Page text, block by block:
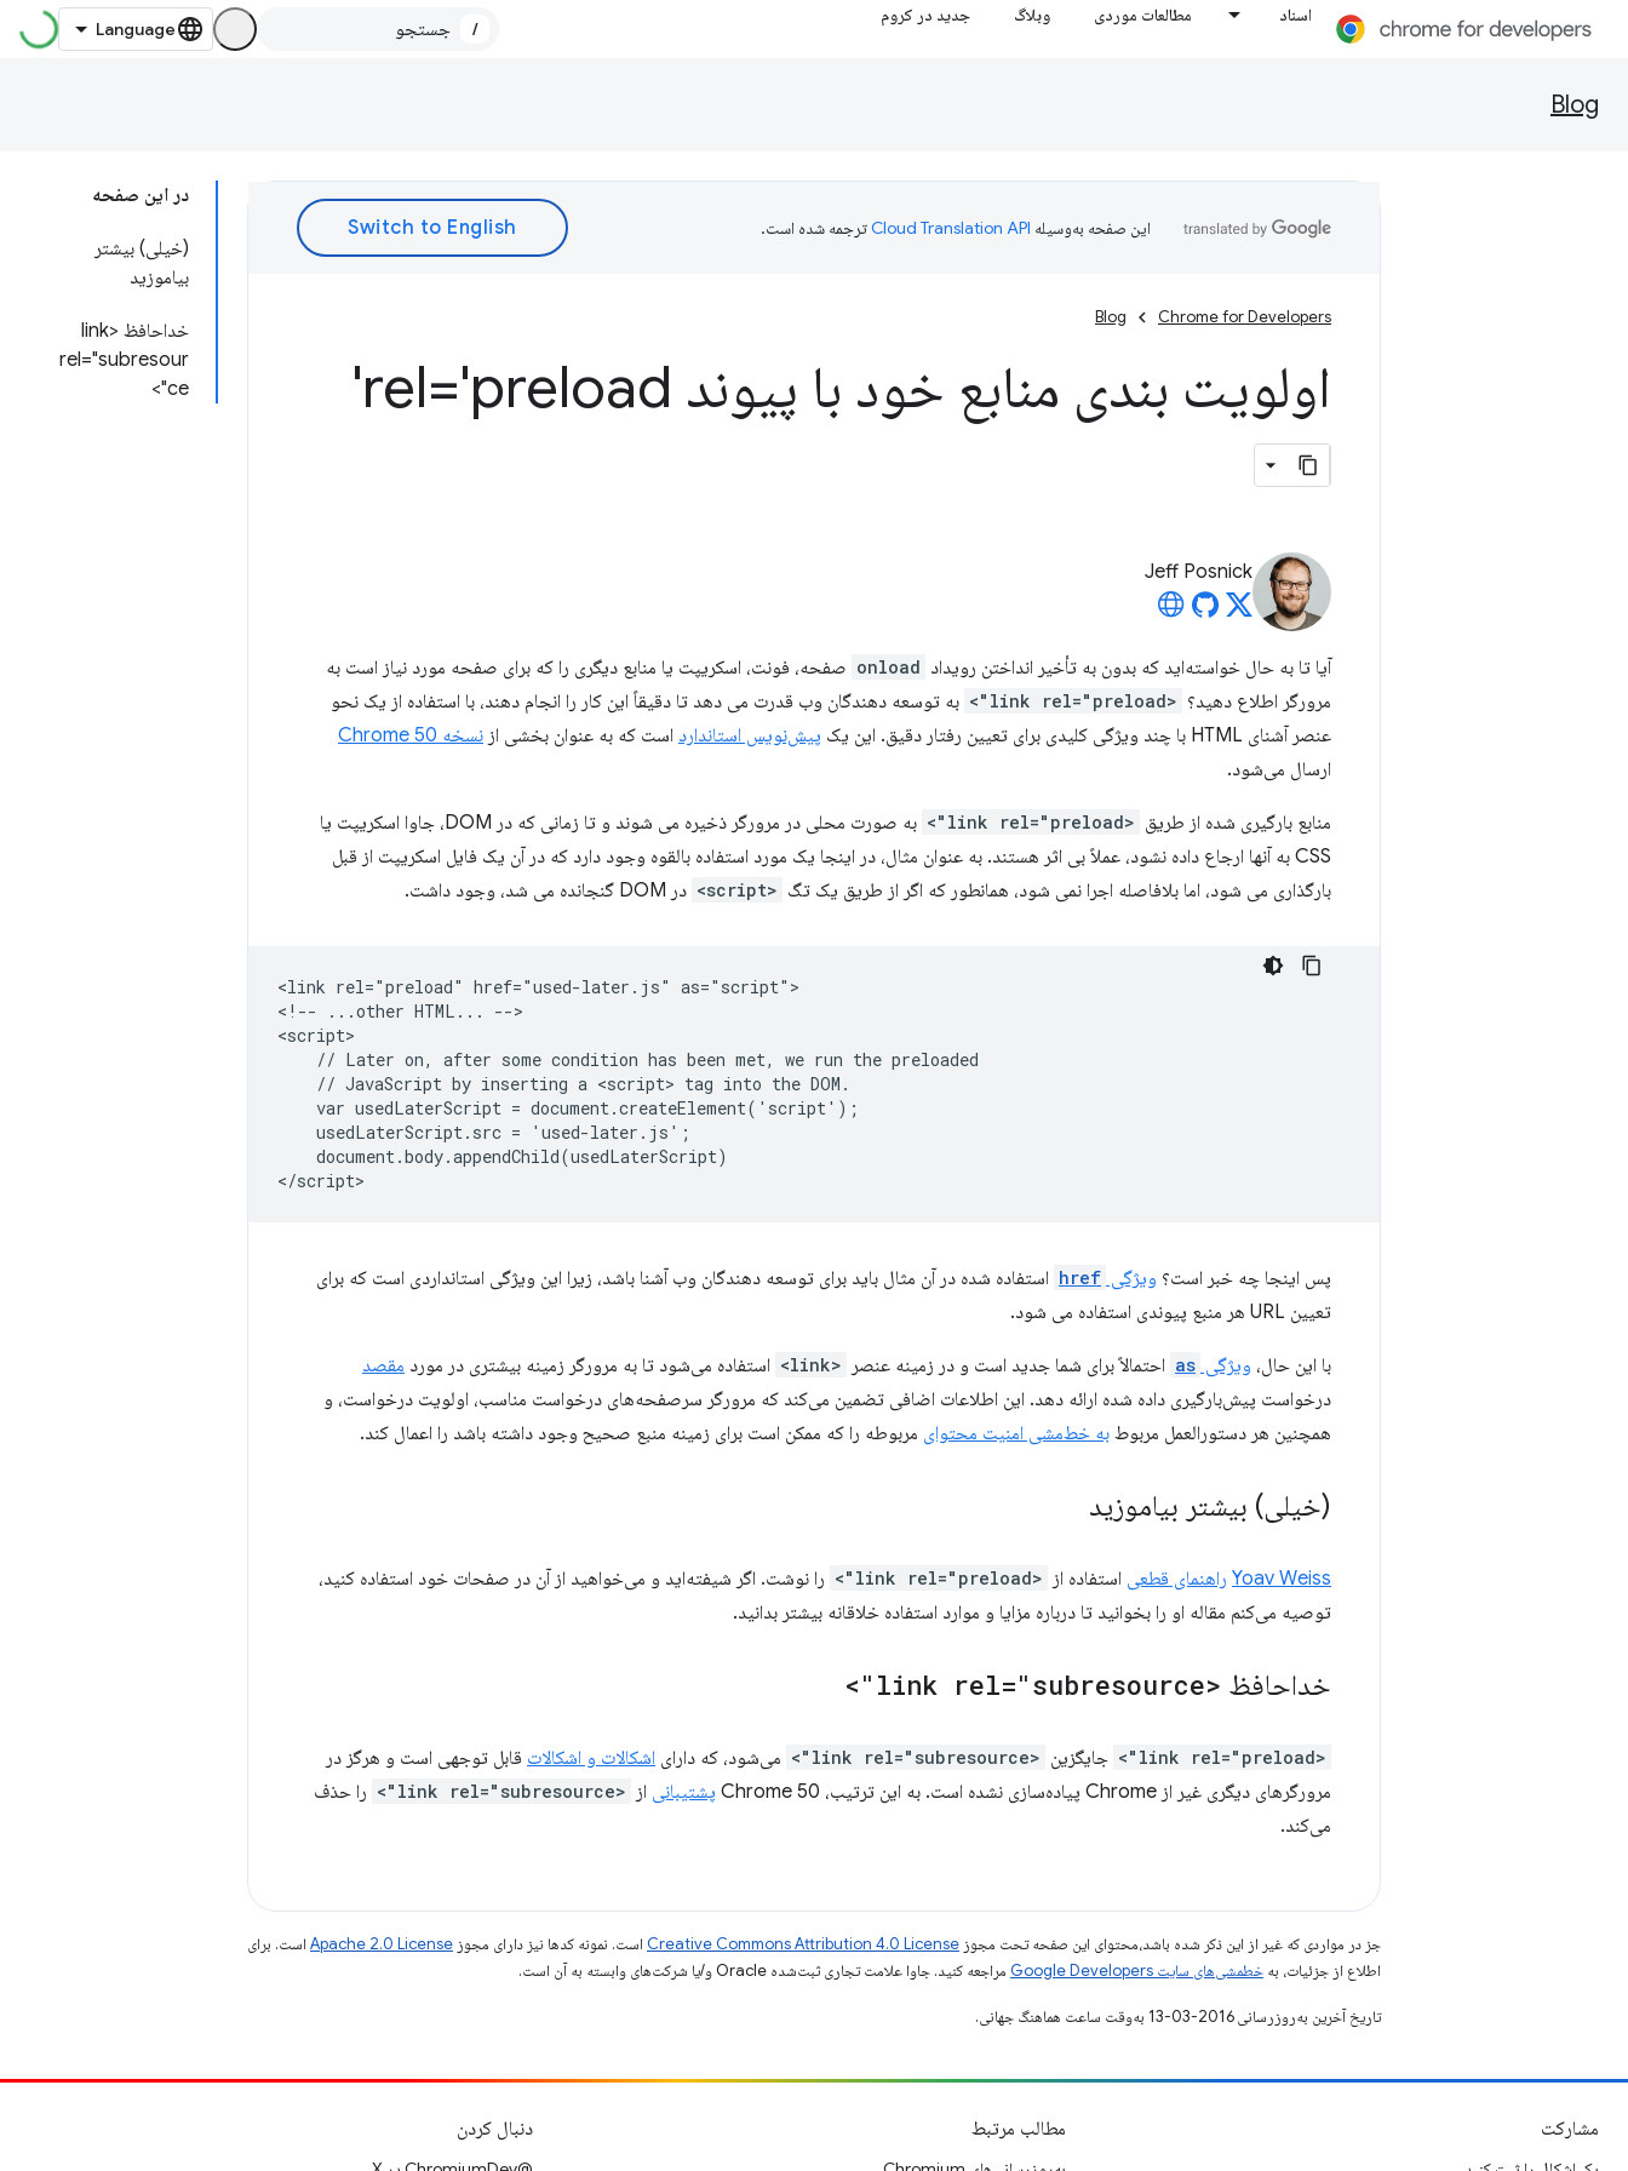
اسناد مطالعات موردی وبلاگ جدید در کروم
/
Blog
در این صفحه
(خیلی) بیشتر
بیاموزید
خداحافظ <link
rel="subresour
ce">
این صفحه به‌وسیله ترجمه شده است.
Chrome for Developers
Blog
اولویت بندی منابع خود با پیوند rel='preload'
Jeff Posnick
آیا تا به حال خواسته‌اید که بدون به تأخیر انداختن رویداد onload صفحه، فونت، اسکریپت یا منابع دیگری را که برای صفحه مورد نیاز است به
مرورگر اطلاع دهید؟ <link rel="preload">
به توسعه دهندگان وب قدرت می دهد تا دقیقاً این کار را انجام دهند، با استفاده از یک نحو
عنصر آشنای HTML با چند ویژگی کلیدی برای تعیین رفتار دقیق. این یک
پیش‌نویس استاندارد است که به عنوان بخشی از نسخه Chrome 50
ارسال می‌شود.
منابع بارگیری شده از طریق <link rel="preload">
به صورت محلی در مرورگر ذخیره می شوند و تا زمانی که در DOM، جاوا اسکریپت یا
CSS به آنها ارجاع داده نشود، عملاً بی اثر هستند. به عنوان مثال، در اینجا یک مورد استفاده بالقوه وجود دارد که در آن یک فایل اسکریپت از قبل
بارگذاری می شود، اما بلافاصله اجرا نمی شود، همانطور که اگر از طریق یک تگ <script> در DOM گنجانده می شد، وجود داشت.
<link rel="preload" href="used-later.js" as="script">
<!-- ...other HTML... -->
<script>
    // Later on, after some condition has been met, we run the preloaded
    // JavaScript by inserting a <script> tag into the DOM.
    var usedLaterScript = document.createElement('script');
    usedLaterScript.src = 'used-later.js';
    document.body.appendChild(usedLaterScript)
پس اینجا چه خبر است؟ ویژگی href استفاده شده در آن مثال باید برای توسعه دهندگان وب آشنا باشد، زیرا این ویژگی استانداردی است که برای
تعیین URL هر منبع پیوندی استفاده می شود.
با این حال، ویژگی as احتمالاً برای شما جدید است و در زمینه عنصر <link> استفاده می‌شود تا به مرورگر زمینه بیشتری در مورد مقصد
درخواست پیش‌بارگیری داده شده ارائه دهد. این اطلاعات اضافی تضمین می‌کند که مرورگر سرصفحه‌های درخواست مناسب، اولویت درخواست، و
همچنین هر دستورالعمل مربوط به خط‌مشی امنیت محتوای مربوطه را که ممکن است برای زمینه منبع صحیح وجود داشته باشد را اعمال کند.
(خیلی) بیشتر بیاموزید
Yoav Weiss راهنمای قطعی استفاده از <link rel="preload">
را نوشت. اگر شیفته‌اید و می‌خواهید از آن در صفحات خود استفاده کنید،
توصیه می‌کنم مقاله او را بخوانید تا درباره مزایا و موارد استفاده خلاقانه بیشتر بدانید.
خداحافظ <link rel="subresource">
<link rel="preload"> جایگزین <link rel="subresource"> می‌شود، که دارای اشکالات و اشکالات قابل توجهی است و هرگز در
مرورگرهای دیگری غیر از Chrome پیاده‌سازی نشده است. به این ترتیب، Chrome 50
پشتیبانی از <link rel="subresource">
را حذف
می‌کند.
جز در مواردی که غیر از این ذکر شده باشد،‌محتوای این صفحه تحت مجوز Creative Commons Attribution 4.0 License است. نمونه کدها نیز دارای مجوز Apache 2.0 License است. برای
اطلاع از جزئیات، به خطمشی‌های سایت Google Developers‏ مراجعه کنید. جاوا علامت تجاری ثبت‌شده Oracle و/یا شرکت‌های وابسته به آن است.
تاریخ آخرین به‌روزرسانی 2016-03-13 به‌وقت ساعت هماهنگ جهانی.
مشارکت مطالب مرتبط دنبال کردن